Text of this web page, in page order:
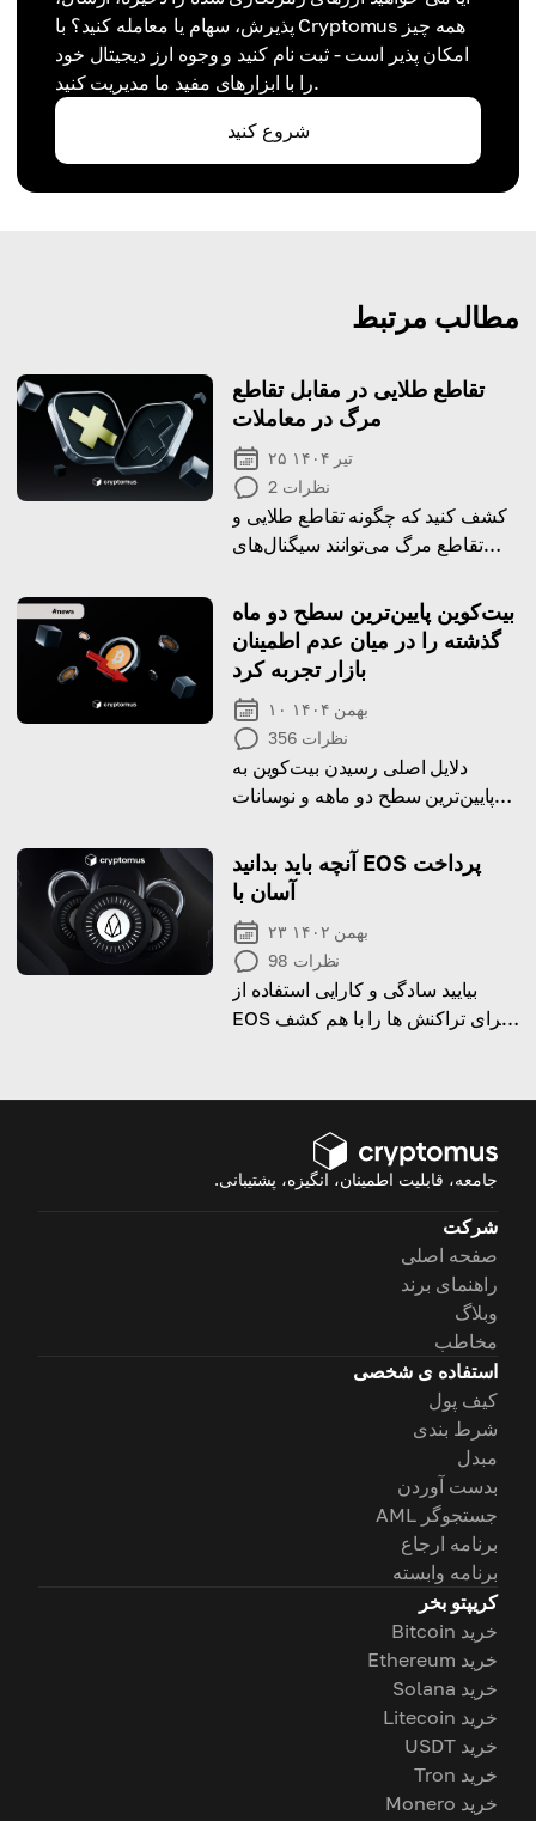
پذیرش، سهام یا معامله کنید؟ با Cryptomus همه چیز
امکان پذیر است - ثبت نام کنید و وجوه ارز دیجیتال خود
را با ابزارهای مفید ما مدیریت کنید.
شروع کنید
مطالب مرتبط
تقاطع طلایی در مقابل تقاطع
مرگ در معاملات
۲۵ تیر ۱۴۰۴
2 نظرات
کشف کنید که چگونه تقاطع طلایی و
تقاطع مرگ می‌توانند سیگنال‌های
معامله‌گران کمک کنند تا تصمیمات
هوشمندانه‌تری در بازار بگیرند.
بیت‌کوین پایین‌ترین سطح دو ماه
گذشته را در میان عدم اطمینان
بازار تجربه کرد
۱۰ بهمن ۱۴۰۴
356 نظرات
دلایل اصلی رسیدن بیت‌کوین به
پایین‌ترین سطح دو ماهه و نوسانات
آنچه باید بدانید EOS پرداخت
آسان با
۲۳ بهمن ۱۴۰۲
98 نظرات
بیایید سادگی و کارایی استفاده از
EOS برای تراکنش ها را با هم کشف
جامعه، قابلیت اطمینان، انگیزه، پشتیبانی.
شرکت
صفحه اصلی
راهنمای برند
وبلاگ
مخاطب
استفاده ی شخصی
کیف پول
شرط بندی
مبدل
بدست آوردن
جستجوگر AML
برنامه ارجاع
برنامه وابسته
کریپتو بخر
خرید Bitcoin
خرید Ethereum
خرید Solana
خرید Litecoin
خرید USDT
خرید Tron
خرید Monero